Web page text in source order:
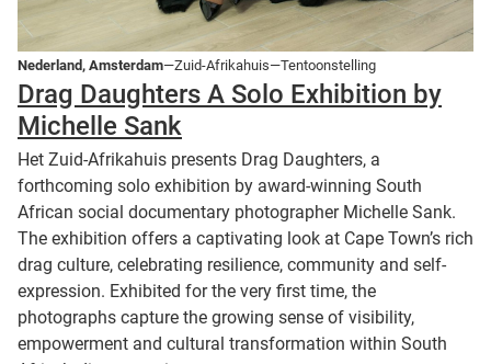
Nederland, Amsterdam—Zuid-Afrikahuis—Tentoonstelling
Drag Daughters A Solo Exhibition by
Michelle Sank
Het Zuid-Afrikahuis presents Drag Daughters, a
forthcoming solo exhibition by award-winning South
African social documentary photographer Michelle Sank.
The exhibition offers a captivating look at Cape Town’s rich
drag culture, celebrating resilience, community and self-
expression. Exhibited for the very first time, the
photographs capture the growing sense of visibility,
empowerment and cultural transformation within South